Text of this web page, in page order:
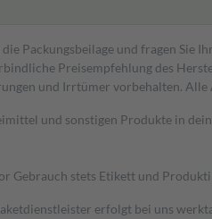
Packungsbeilage und fragen
Preisempfehlung des
und Irrtümer vorbehalten.
und sonstigen Produkte in
Gebrauch stets Etikett und
erfolgt bei uns